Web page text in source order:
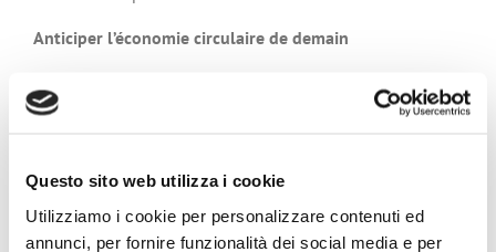
Questo sito web utilizza i cookie
Utilizziamo i cookie per personalizzare contenuti ed
annunci, per fornire funzionalità dei social media e per
Anticiper l’économie circulaire de demain
toujours travaillé en pensant durabilité, la circularité
désormais considérées par les gouvernements et les
sociétés du monde entier, et font partie du douzième
objectif de développement durable (ODD 12) des
Nations Unies.